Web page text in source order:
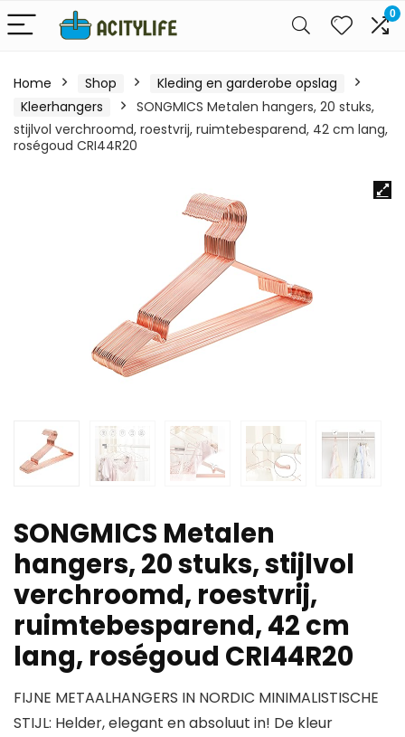
0
Home Shop
Kleding en garderobe opslag
Kleerhangers
SONGMICS Metalen hangers, 20 stuks,
stijlvol verchroomd, roestvrij, ruimtebesparend, 42 cm lang,
roségoud CRI44R20
SONGMICS Metalen
hangers, 20 stuks, stijlvol
verchroomd, roestvrij,
ruimtebesparend, 42 cm
lang, roségoud CRI44R20
FIJNE METAALHANGERS IN NORDIC MINIMALISTISCHE
STIJL: Helder, elegant en absoluut in! De kleur